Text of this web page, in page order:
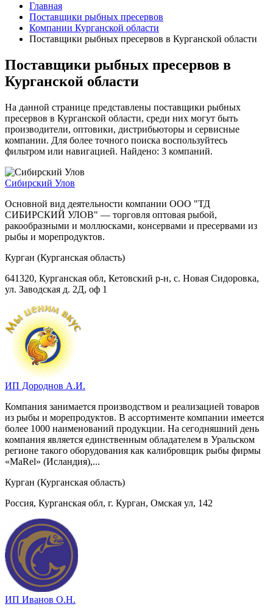
Главная
Поставщики рыбных пресервов
Компании Курганской области
Поставщики рыбных пресервов в Курганской области
Поставщики рыбных пресервов в
Курганской области
На данной странице представлены поставщики рыбных
пресервов в Курганской области, среди них могут быть
производители, оптовики, дистрибьюторы и сервисные
компании. Для более точного поиска воспользуйтесь
фильтром или навигацией. Найдено: 3 компаний.
Сибирский Улов
Основной вид деятельности компании ООО "ТД
СИБИРСКИЙ УЛОВ" — торговля оптовая рыбой,
ракообразными и моллюсками, консервами и пресервами из
рыбы и морепродуктов.
Курган (Курганская область)
641320, Курганская обл, Кетовский р-н, с. Новая Сидоровка,
ул. Заводская д. 2Д, оф 1
ИП Дороднов А.И.
Компания занимается производством и реализацией товаров
из рыбы и морепродуктов. В ассортименте компании имеется
более 1000 наименований продукции. На сегодняшний день
компания является единственным обладателем в Уральском
регионе такого оборудования как калибровщик рыбы фирмы
«MaRel» (Исландия),...
Курган (Курганская область)
Россия, Курганская обл, г. Курган, Омская ул, 142
ИП Иванов О.Н.